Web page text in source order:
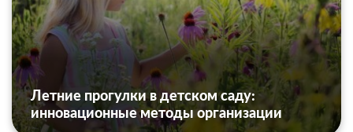
Летние прогулки в детском саду:
инновационные методы организации